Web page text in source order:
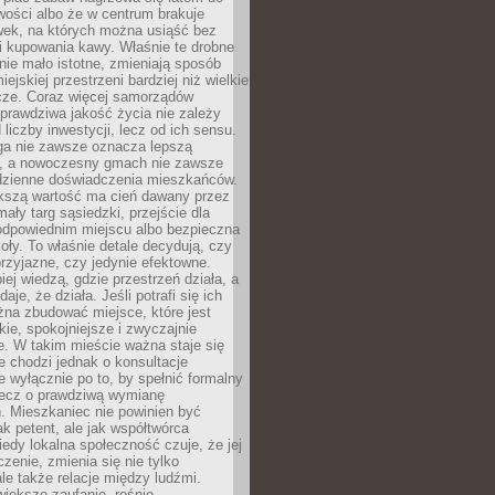
albo że w centrum brakuje
na których można usiąść bez
kawy. Właśnie te drobne
mało istotne, zmieniają sposób
przestrzeni bardziej niż wielkie
Coraz więcej samorządów
jakość życia nie zależy
liczby inwestycji, lecz od ich sensu.
nie zawsze oznacza lepszą
a nowoczesny gmach nie zawsze
doświadczenia mieszkańców.
wartość ma cień dawany przez
targ sąsiedzki, przejście dla
miejscu albo bezpieczna
To właśnie detale decydują, czy
czy jedynie efektowne.
wiedzą, gdzie przestrzeń działa, a
że działa. Jeśli potrafi się ich
zbudować miejsce, które jest
spokojniejsze i zwyczajnie
W takim mieście ważna staje się
chodzi jednak o konsultacje
wyłącznie po to, by spełnić formalny
o prawdziwą wymianę
Mieszkaniec nie powinien być
petent, ale jak współtwórca
lokalna społeczność czuje, że jej
zmienia się nie tylko
także relacje między ludźmi.